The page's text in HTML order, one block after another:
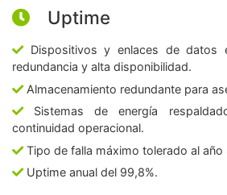
Uptime
Dispositivos y enlaces de datos
redundancia y alta disponibilidad.
Almacenamiento redundante para
Sistemas de energía
continuidad operacional.
Tipo de falla máximo tolerado al año
Uptime anual del 99,8%.